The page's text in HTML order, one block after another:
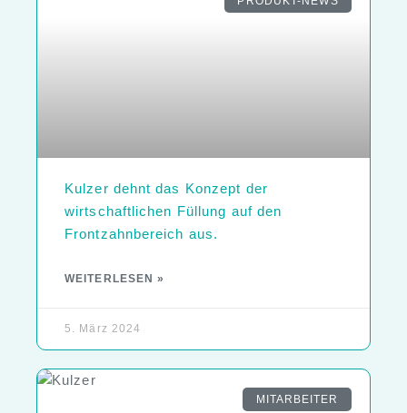
Kulzer dehnt das Konzept der
wirtschaftlichen Füllung auf den
Frontzahnbereich aus.
WEITERLESEN »
5. März 2024
MITARBEITER